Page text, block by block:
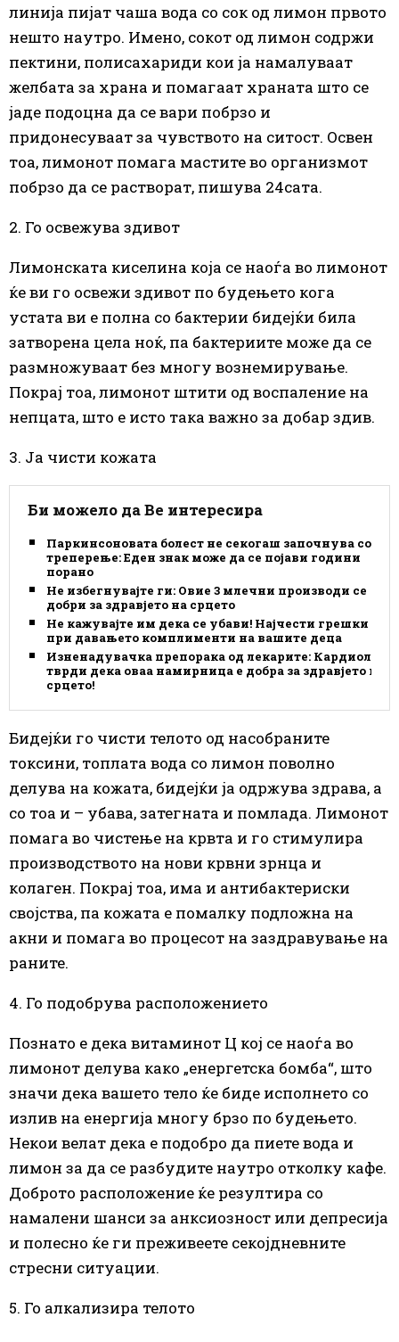
линија пијат чаша вода со сок од лимон првото
нешто наутро. Имено, сокот од лимон содржи
пектини, полисахариди кои ја намалуваат
желбата за храна и помагаат храната што се
јаде подоцна да се вари побрзо и
придонесуваат за чувството на ситост. Освен
тоа, лимонот помага мастите во организмот
побрзо да се растворат, пишува 24сата.
2. Го освежува здивот
Лимонската киселина која се наоѓа во лимонот
ќе ви го освежи здивот по будењето кога
устата ви е полна со бактерии бидејќи била
затворена цела ноќ, па бактериите може да се
размножуваат без многу вознемирување.
Покрај тоа, лимонот штити од воспаление на
непцата, што е исто така важно за добар здив.
3. Ја чисти кожата
Би можело да Ве интересира
Паркинсоновата болест не секогаш започнува со
треперење: Еден знак може да се појави години
порано
Не избегнувајте ги: Овие 3 млечни производи се
добри за здравјето на срцето
Не кажувајте им дека се убави! Најчести грешки
при давањето комплименти на вашите деца
Изненадувачка препорака од лекарите: Кардиолог
тврди дека оваа намирница е добра за здравјето на
срцето!
Бидејќи го чисти телото од насобраните
токсини, топлата вода со лимон поволно
делува на кожата, бидејќи ја одржува здрава, а
со тоа и – убава, затегната и помлада. Лимонот
помага во чистење на крвта и го стимулира
производството на нови крвни зрнца и
колаген. Покрај тоа, има и антибактериски
својства, па кожата е помалку подложна на
акни и помага во процесот на заздравување на
раните.
4. Го подобрува расположението
Познато е дека витаминот Ц кој се наоѓа во
лимонот делува како „енергетска бомба“, што
значи дека вашето тело ќе биде исполнето со
излив на енергија многу брзо по будењето.
Некои велат дека е подобро да пиете вода и
лимон за да се разбудите наутро отколку кафе.
Доброто расположение ќе резултира со
намалени шанси за анксиозност или депресија
и полесно ќе ги преживеете секојдневните
стресни ситуации.
5. Го алкализира телото